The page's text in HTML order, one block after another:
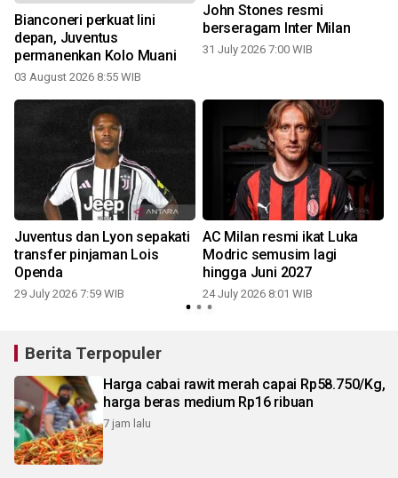
Bianconeri perkuat lini
depan, Juventus
permanenkan Kolo Muani
03 August 2026 8:55 WIB
John Stones resmi
berseragam Inter Milan
31 July 2026 7:00 WIB
Juventus dan Lyon sepakati
transfer pinjaman Lois
Openda
29 July 2026 7:59 WIB
AC Milan resmi ikat Luka
Modric semusim lagi
hingga Juni 2027
24 July 2026 8:01 WIB
Berita Terpopuler
Harga cabai rawit merah capai Rp58.750/Kg,
harga beras medium Rp16 ribuan
7 jam lalu